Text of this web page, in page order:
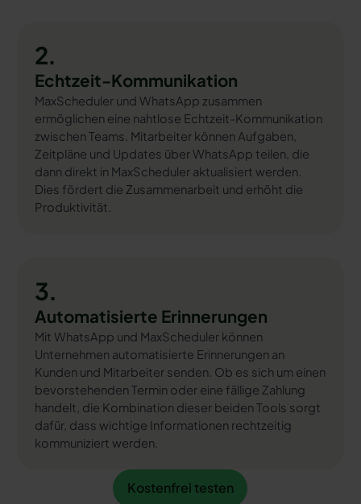
2.
Echtzeit-Kommunikation
MaxScheduler und WhatsApp zusammen
ermöglichen eine nahtlose Echtzeit-Kommunikation
zwischen Teams. Mitarbeiter können Aufgaben,
Zeitpläne und Updates über WhatsApp teilen, die
dann direkt in MaxScheduler aktualisiert werden.
Dies fördert die Zusammenarbeit und erhöht die
Produktivität.
3.
Automatisierte Erinnerungen
Mit WhatsApp und MaxScheduler können
Unternehmen automatisierte Erinnerungen an
Kunden und Mitarbeiter senden. Ob es sich um einen
bevorstehenden Termin oder eine fällige Zahlung
handelt, die Kombination dieser beiden Tools sorgt
dafür, dass wichtige Informationen rechtzeitig
kommuniziert werden.
Kostenfrei testen
Kostenfrei testen